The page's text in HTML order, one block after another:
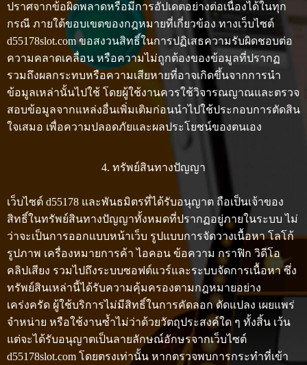
ปราศจากข้อผิดพลาดหรือมีการอัปเดตอย่างต่อเนื่องได้ในทุก
กรณี ภายใต้ขอบเขตของกฎหมายที่เกี่ยวข้อง ทางเว็บไซต์
d55178slot.com ขอสงวนสิทธิ์ในการปฏิเสธความรับผิดชอบต่อ
ความคลาดเคลื่อน หรือความไม่ถูกต้องของข้อมูลที่ปรากฏ
รวมถึงผลกระทบหรือความเสียหายที่อาจเกิดขึ้นจากการนำ
ข้อมูลเหล่านั้นไปใช้ โดยผู้ใช้งานควรใช้วิจารณญาณและตรวจ
สอบข้อมูลจากแหล่งอื่นเพิ่มเติมก่อนนำไปใช้ประกอบการตัดสิน
ใจเสมอ เพื่อความปลอดภัยและผลประโยชน์ของตนเอง
4. ทรัพย์สินทางปัญญา
เว็บไซต์ d55178 และพันธมิตรที่ได้รับอนุญาต ถือเป็นเจ้าของ
สิทธิ์ในทรัพย์สินทางปัญญาทั้งหมดที่ปรากฏอยู่ภายในระบบ ไม่
ว่าจะเป็นการออกแบบหน้าเว็บ รูปแบบการจัดวางเนื้อหา โลโก้
รูปภาพ เครื่องหมายการค้า ไอคอน ข้อความ กราฟิก วิดีโอ
คลิปเสียง รวมไปถึงระบบซอฟต์แวร์และระบบจัดการเนื้อหา ซึ่ง
ทรัพย์สินเหล่านี้ได้รับความคุ้มครองตามกฎหมายอย่าง
เคร่งครัด ผู้ใช้บริการไม่มีสิทธิ์ในการคัดลอก ดัดแปลง เผยแพร่
จำหน่าย หรือใช้งานซ้ำไม่ว่าด้วยวัตถุประสงค์ใด ๆ ทั้งสิ้น เว้น
แต่จะได้รับอนุญาตเป็นลายลักษณ์อักษรจากเว็บไซต์
d55178slot.com โดยตรงเท่านั้น หากตรวจพบการกระทำที่เข้า